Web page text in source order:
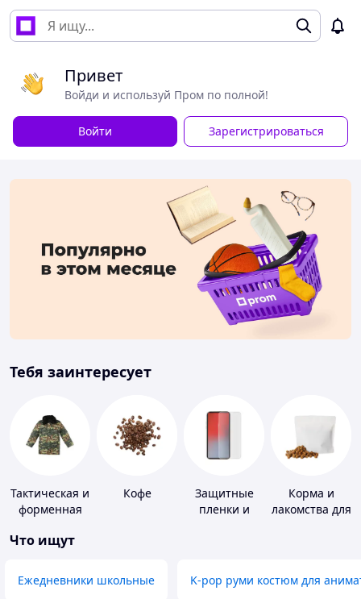
Привет
Войди и используй Пром по полной!
Войти Зарегистрироваться
Тебя заинтересует
Тактическая и
форменная
Кофе
Защитные
пленки и
Корма и
лакомства для
Что ищут
Ежедневники школьные K-pop руми костюм для